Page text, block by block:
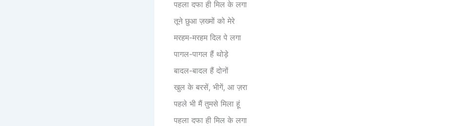
पहला दफा ही मिल के लगा
तूने छुआ ज़ख्मों को मेरे
मरहम-मरहम दिल पे लगा
पागल-पागल हैं थोड़े
बादल-बादल हैं दोनों
खुल के बरसें, भीगें, आ ज़रा
पहले भी मैं तुमसे मिला हूं
पहला दफा ही मिल के लगा